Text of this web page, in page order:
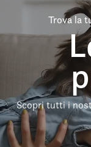
Trova la
Scopri tutti i